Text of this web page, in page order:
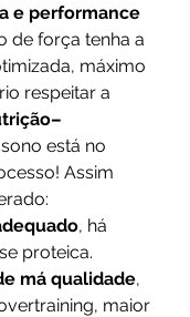
e performance
de força tenha a
máximo
respeitar a
sono está no
Assim
, há
proteica.
má qualidade,
maior